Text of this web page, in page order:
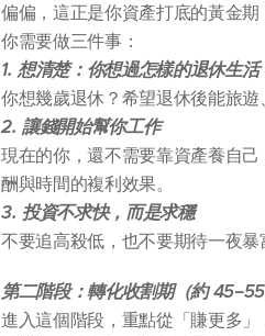
偏偏，這正是你資產打底的黃金期
你需要做三件事：
1. 想清楚：你想過怎樣的退休生活
你想幾歲退休？希望退休後能旅
2. 讓錢開始幫你工作
現在的你，還不需要靠資產養自
酬與時間的複利效果。
3. 投資不求快，而是求穩
不要追高殺低，也不要期待一夜暴
第二階段：轉化收割期（約 45–55
進入這個階段，重點從「賺更多